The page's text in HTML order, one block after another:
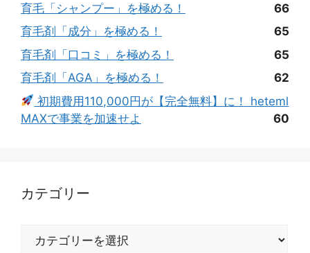
育毛「シャンプー」を極める！
66
育毛剤「成分」を極める！
65
育毛剤「口コミ」を極める！
65
育毛剤「AGA」を極める！
62
初期費用110,000円が【完全無料】に！ heteml
MAXで事業を加速せよ
60
カテゴリー